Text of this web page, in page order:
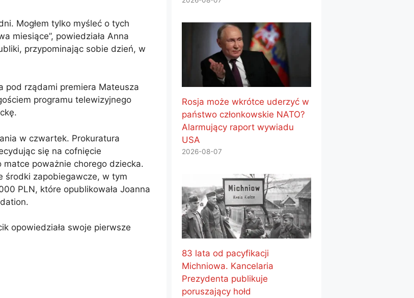
Mogłem tylko myśleć o tych
miesiące”, powiedziała Anna
przypominając sobie dzień, w
pod rządami premiera Mateusza
programu telewizyjnego
w czwartek. Prokuratura
się na cofnięcie
matce poważnie chorego dziecka.
środki zapobiegawcze, w tym
PLN, które opublikowała Joanna
opowiedziała swoje pierwsze
Rosja może wkrótce uderzyć w
państwo członkowskie NATO?
Alarmujący raport wywiadu
USA
2026-08-07
83 lata od pacyfikacji
Michniowa. Kancelaria
Prezydenta publikuje
poruszający hołd